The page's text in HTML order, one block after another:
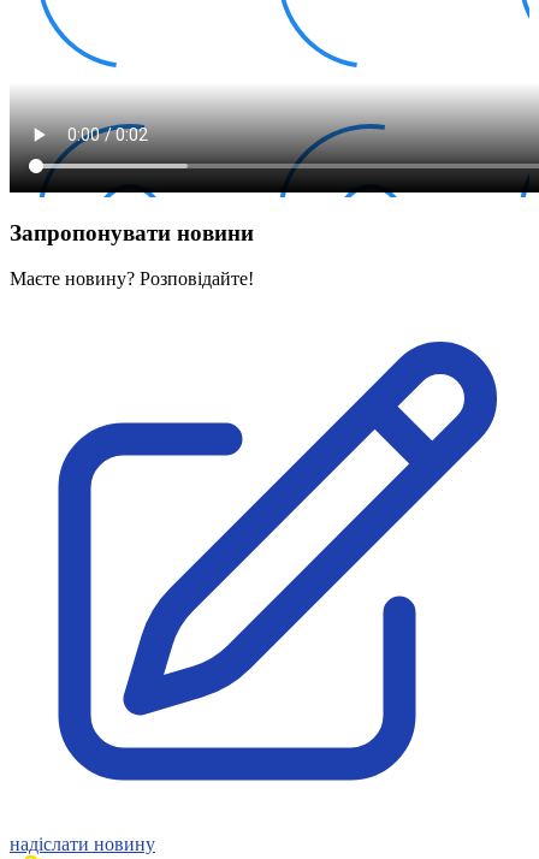
Запропонувати новини
Маєте новину? Розповідайте!
надіслати новину